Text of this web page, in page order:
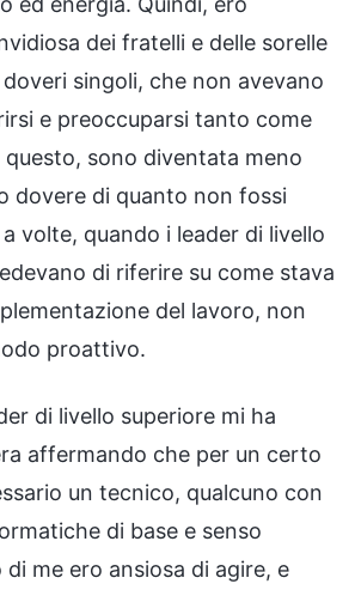
dei fratelli e delle sorelle
singoli, che non avevano
e preoccuparsi tanto come
questo, sono diventata meno
dovere di quanto non fossi
a volte, quando i leader di livello
di riferire su come stava
del lavoro, non
proattivo.
di livello superiore mi ha
affermando che per un certo
un tecnico, qualcuno con
di base e senso
me ero ansiosa di agire, e